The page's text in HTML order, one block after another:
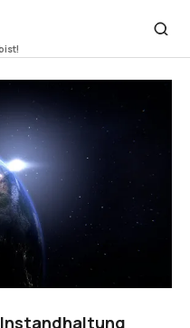
Instandhaltung